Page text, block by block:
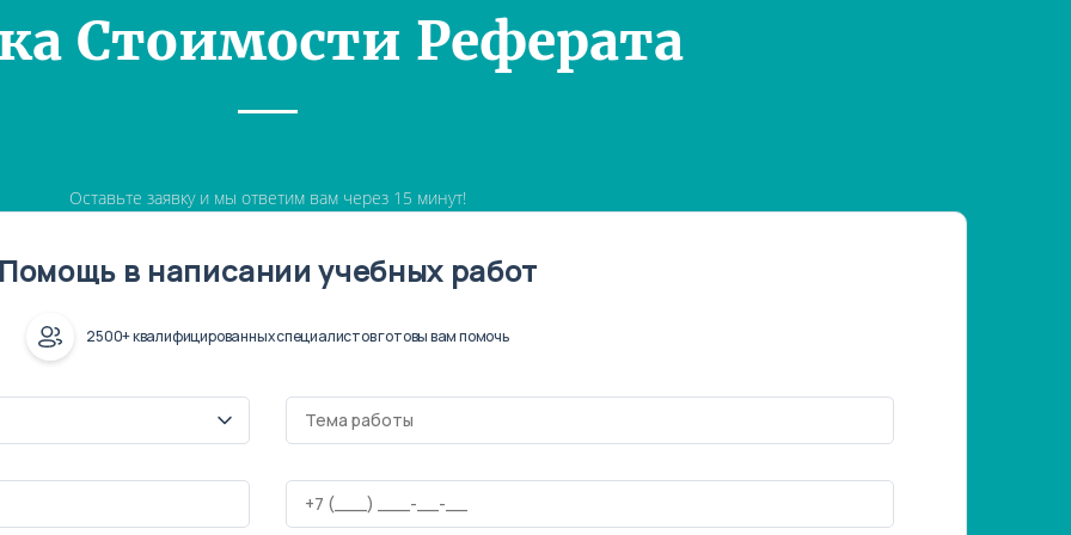
Стоимости Реферата
Оставьте заявку и мы ответим вам через 15 минут!
в написании учебных работ
2500+ квалифицированных специалистов готовы вам помочь